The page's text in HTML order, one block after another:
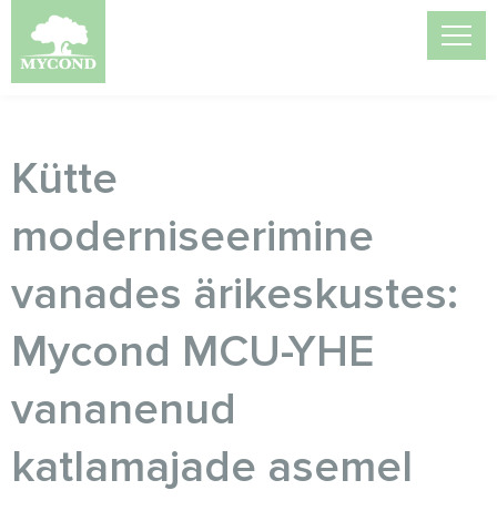
Kütte
moderniseerimine
vanades ärikeskustes:
Mycond MCU-YHE
vananenud
katlamajade asemel